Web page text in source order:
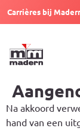
Carrières bij
Na akkoord
hand van een